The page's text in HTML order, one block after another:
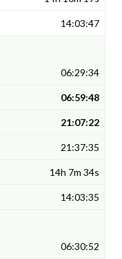
14:03:47
06:29:34
06:59:48
21:07:22
21:37:35
14h 7m 34s
14:03:35
06:30:52